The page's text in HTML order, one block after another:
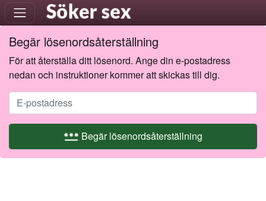
Begär lösenordsåterställning
För att återställa ditt lösenord. Ange din e-postadress
nedan och instruktioner kommer att skickas till dig.
password Begär lösenordsåterställning